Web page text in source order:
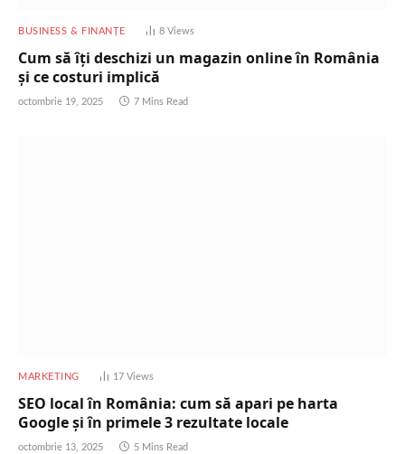
BUSINESS & FINANȚE 8 Views
Cum să îți deschizi un magazin online în România
și ce costuri implică
octombrie 19, 2025 7 Mins Read
MARKETING 17 Views
SEO local în România: cum să apari pe harta
Google și în primele 3 rezultate locale
octombrie 13, 2025 5 Mins Read